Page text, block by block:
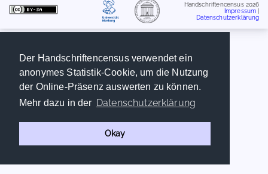
Der Handschriftencensus verwendet ein
anonymes Statistik-Cookie, um die Nutzung
der Online-Präsenz auswerten zu können.
Mehr dazu in der Datenschutzerklärung
Okay
Handschriftencensus 2026
Impressum
Datenschutzerklärung